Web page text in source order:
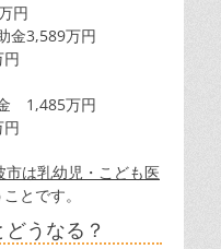
円
金3,589万円
1,485万円
は乳幼児・こども医
とです。
うなる？